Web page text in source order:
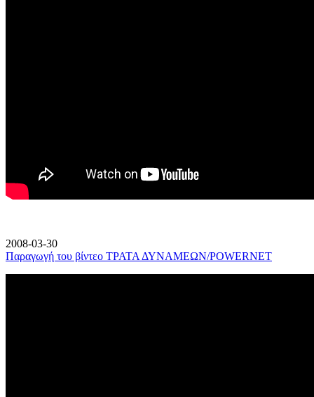
2008-03-30
Παραγωγή του βίντεο ΤΡΑΤΑ ΔΥΝΑΜΕΩΝ/POWERNET